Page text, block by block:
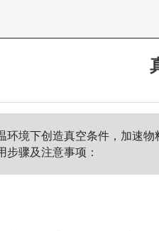
环境下创造真空条件，加速
骤及注意事项：